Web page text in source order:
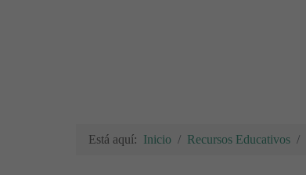
Está aquí: Inicio Recursos Educativos